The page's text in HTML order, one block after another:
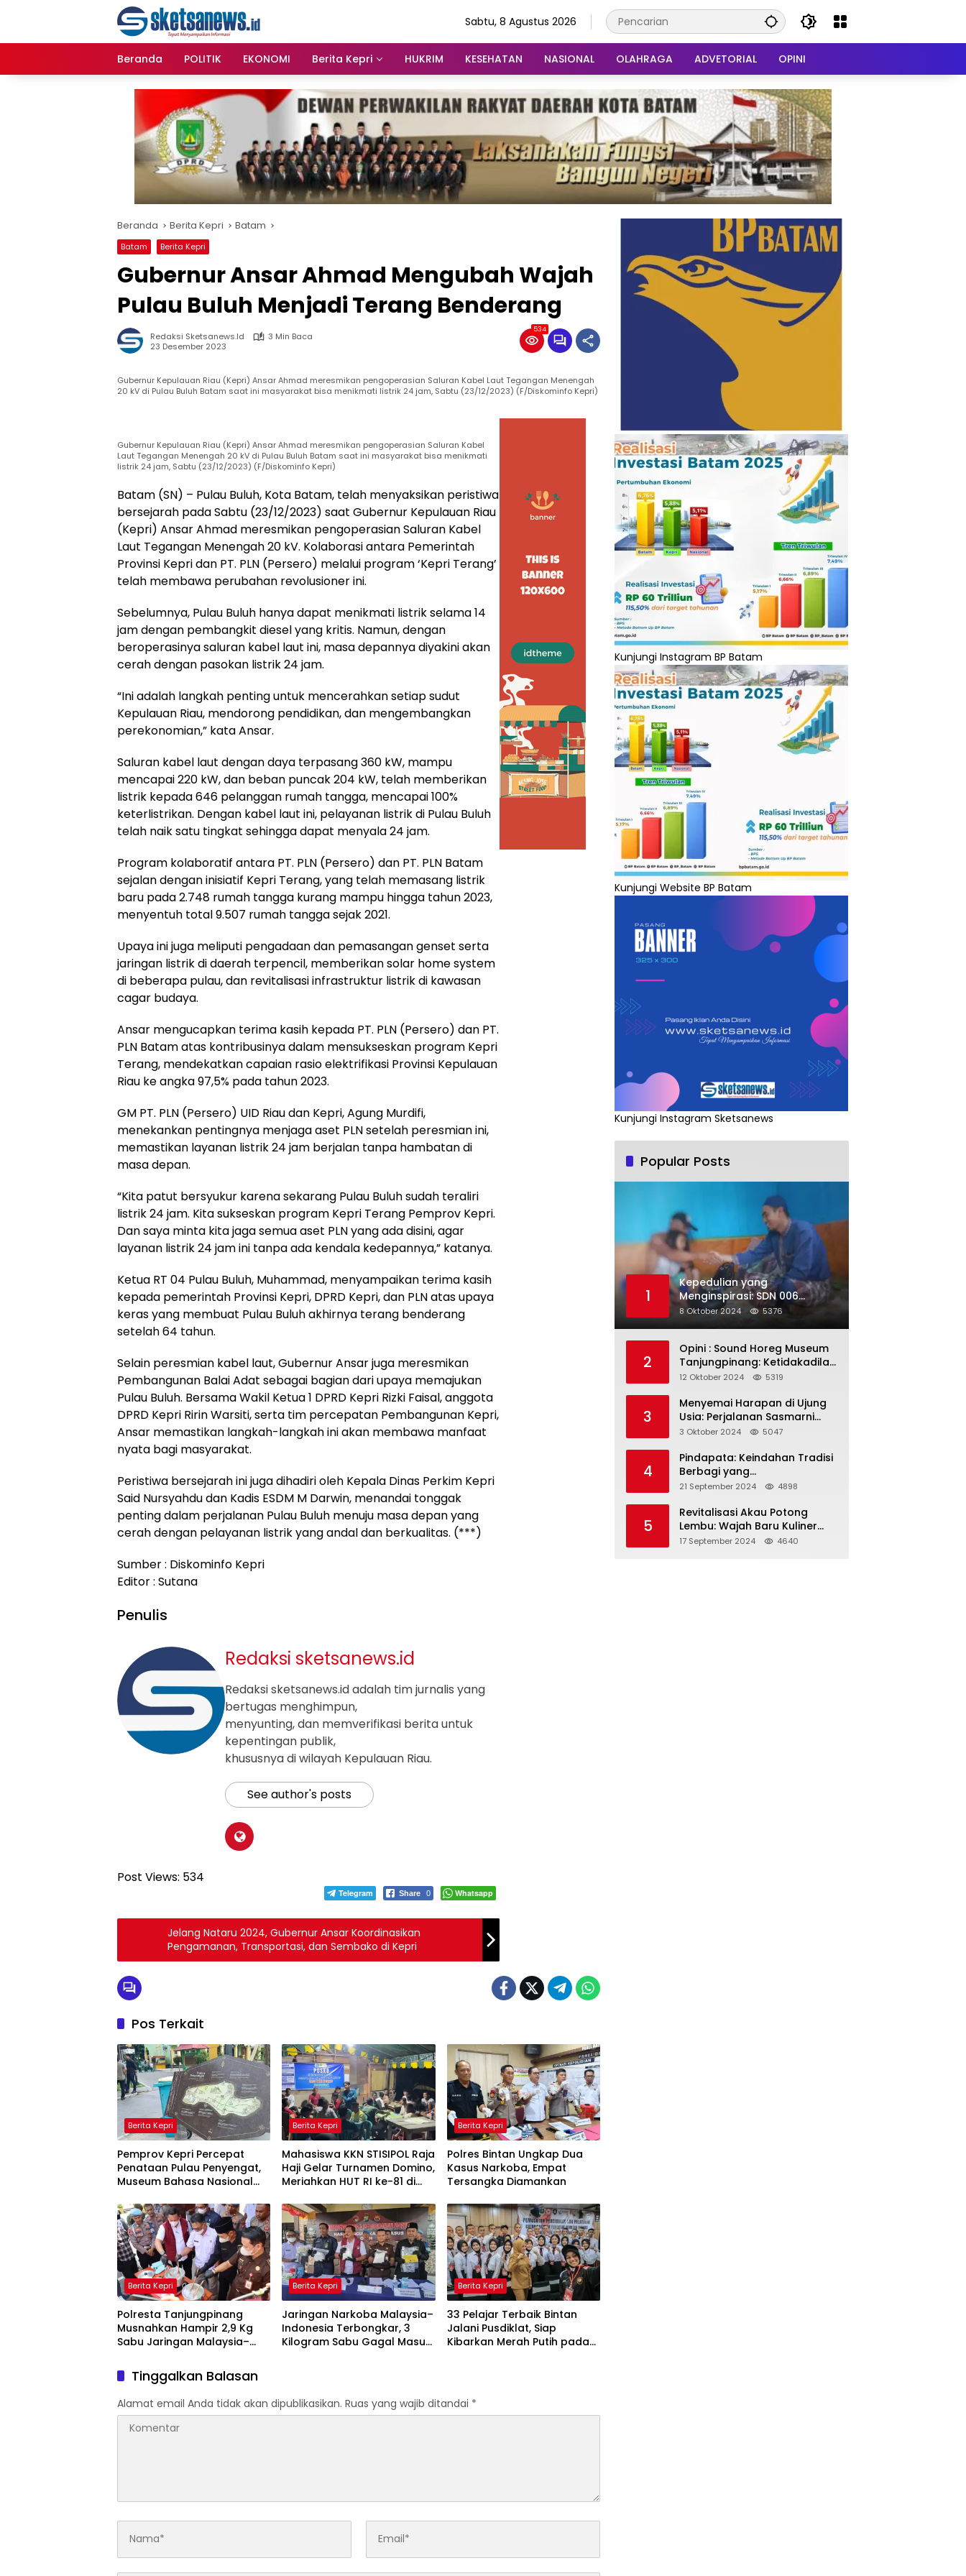
Sabtu, 8 Agustus 2026
Beranda POLITIK EKONOMI Berita Kepri HUKRIM KESEHATAN NASIONAL OLAHRAGA ADVETORIAL OPINI
Beranda Berita Kepri Batam
Batam Berita Kepri
Gubernur Ansar Ahmad Mengubah Wajah
Pulau Buluh Menjadi Terang Benderang
Redaksi Sketsanews.id
3 Min Baca
23 Desember 2023
534
Gubernur Kepulauan Riau (Kepri) Ansar Ahmad meresmikan pengoperasian Saluran Kabel Laut Tegangan Menengah
20 kV di Pulau Buluh Batam saat ini masyarakat bisa menikmati listrik 24 jam, Sabtu (23/12/2023) (F/Diskominfo Kepri)
Gubernur Kepulauan Riau (Kepri) Ansar Ahmad meresmikan pengoperasian Saluran Kabel
Laut Tegangan Menengah 20 kV di Pulau Buluh Batam saat ini masyarakat bisa menikmati
listrik 24 jam, Sabtu (23/12/2023) (F/Diskominfo Kepri)
Batam (SN) – Pulau Buluh, Kota Batam, telah menyaksikan peristiwa
bersejarah pada Sabtu (23/12/2023) saat Gubernur Kepulauan Riau
(Kepri) Ansar Ahmad meresmikan pengoperasian Saluran Kabel
Laut Tegangan Menengah 20 kV. Kolaborasi antara Pemerintah
Provinsi Kepri dan PT. PLN (Persero) melalui program ‘Kepri Terang’
telah membawa perubahan revolusioner ini.
Sebelumnya, Pulau Buluh hanya dapat menikmati listrik selama 14
jam dengan pembangkit diesel yang kritis. Namun, dengan
beroperasinya saluran kabel laut ini, masa depannya diyakini akan
cerah dengan pasokan listrik 24 jam.
“Ini adalah langkah penting untuk mencerahkan setiap sudut
Kepulauan Riau, mendorong pendidikan, dan mengembangkan
perekonomian,” kata Ansar.
Saluran kabel laut dengan daya terpasang 360 kW, mampu
mencapai 220 kW, dan beban puncak 204 kW, telah memberikan
listrik kepada 646 pelanggan rumah tangga, mencapai 100%
keterlistrikan. Dengan kabel laut ini, pelayanan listrik di Pulau Buluh
telah naik satu tingkat sehingga dapat menyala 24 jam.
Program kolaboratif antara PT. PLN (Persero) dan PT. PLN Batam
sejalan dengan inisiatif Kepri Terang, yang telah memasang listrik
baru pada 2.748 rumah tangga kurang mampu hingga tahun 2023,
menyentuh total 9.507 rumah tangga sejak 2021.
Upaya ini juga meliputi pengadaan dan pemasangan genset serta
jaringan listrik di daerah terpencil, memberikan solar home system
di beberapa pulau, dan revitalisasi infrastruktur listrik di kawasan
cagar budaya.
Ansar mengucapkan terima kasih kepada PT. PLN (Persero) dan PT.
PLN Batam atas kontribusinya dalam mensukseskan program Kepri
Terang, mendekatkan capaian rasio elektrifikasi Provinsi Kepulauan
Riau ke angka 97,5% pada tahun 2023.
GM PT. PLN (Persero) UID Riau dan Kepri, Agung Murdifi,
menekankan pentingnya menjaga aset PLN setelah peresmian ini,
memastikan layanan listrik 24 jam berjalan tanpa hambatan di
masa depan.
“Kita patut bersyukur karena sekarang Pulau Buluh sudah teraliri
listrik 24 jam. Kita sukseskan program Kepri Terang Pemprov Kepri.
Dan saya minta kita jaga semua aset PLN yang ada disini, agar
layanan listrik 24 jam ini tanpa ada kendala kedepannya,” katanya.
Ketua RT 04 Pulau Buluh, Muhammad, menyampaikan terima kasih
kepada pemerintah Provinsi Kepri, DPRD Kepri, dan PLN atas upaya
keras yang membuat Pulau Buluh akhirnya terang benderang
setelah 64 tahun.
Selain peresmian kabel laut, Gubernur Ansar juga meresmikan
Pembangunan Balai Adat sebagai bagian dari upaya memajukan
Pulau Buluh. Bersama Wakil Ketua 1 DPRD Kepri Rizki Faisal, anggota
DPRD Kepri Ririn Warsiti, serta tim percepatan Pembangunan Kepri,
Ansar memastikan langkah-langkah ini akan membawa manfaat
nyata bagi masyarakat.
Peristiwa bersejarah ini juga dihadiri oleh Kepala Dinas Perkim Kepri
Said Nursyahdu dan Kadis ESDM M Darwin, menandai tonggak
penting dalam perjalanan Pulau Buluh menuju masa depan yang
cerah dengan pelayanan listrik yang andal dan berkualitas. (***)
Sumber : Diskominfo Kepri
Editor : Sutana
Penulis
Redaksi sketsanews.id
Redaksi sketsanews.id adalah tim jurnalis yang
bertugas menghimpun,
menyunting, dan memverifikasi berita untuk
kepentingan publik,
khususnya di wilayah Kepulauan Riau.
See author's posts
Post Views: 534
Telegram Share 0 Whatsapp
Jelang Nataru 2024, Gubernur Ansar Koordinasikan
Pengamanan, Transportasi, dan Sembako di Kepri
Pos Terkait
Berita Kepri
Pemprov Kepri Percepat
Penataan Pulau Penyengat,
Museum Bahasa Nasional
Berita Kepri
Mahasiswa KKN STISIPOL Raja
Haji Gelar Turnamen Domino,
Meriahkan HUT RI ke-81 di
Berita Kepri
Polres Bintan Ungkap Dua
Kasus Narkoba, Empat
Tersangka Diamankan
Berita Kepri
Polresta Tanjungpinang
Musnahkan Hampir 2,9 Kg
Sabu Jaringan Malaysia–
Ribuan Jiwa
Berita Kepri
Jaringan Narkoba Malaysia–
Indonesia Terbongkar, 3
Kilogram Sabu Gagal Masuk
Berita Kepri
33 Pelajar Terbaik Bintan
Jalani Pusdiklat, Siap
Kibarkan Merah Putih pada
Tinggalkan Balasan
Alamat email Anda tidak akan dipublikasikan. Ruas yang wajib ditandai *
Kunjungi Instagram BP Batam
Kunjungi Website BP Batam
Kunjungi Instagram Sketsanews
Popular Posts
1
Kepedulian yang
Menginspirasi: SDN 006
Merawang Gelar Program
“Berbagi Segenggam Beras”
8 Oktober 2024 5376
2
Opini : Sound Horeg Museum
Tanjungpinang: Ketidakadilan
dalam Representasi
12 Oktober 2024 5319
3
Menyemai Harapan di Ujung
Usia: Perjalanan Sasmarni
dalam Menyentuh Hati dan
3 Oktober 2024 5047
4
Pindapata: Keindahan Tradisi
Berbagi yang
Menghubungkan Umat dalam
Kebersamaan dalam Agama
Buddha
21 September 2024 4898
5
Revitalisasi Akau Potong
Lembu: Wajah Baru Kuliner
Legendaris Tanjungpinang
17 September 2024 4640